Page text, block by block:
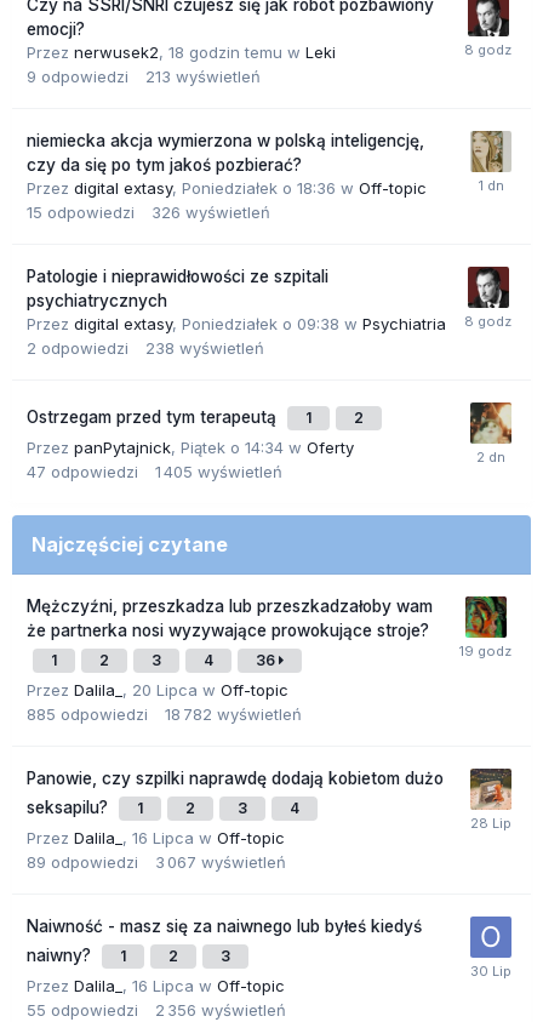
Czy na SSRI/SNRI czujesz się jak robot pozbawiony
emocji?
Przez nerwusek2, 18 godzin temu w Leki
9 odpowiedzi 213 wyświetleń
niemiecka akcja wymierzona w polską inteligencję,
czy da się po tym jakoś pozbierać?
Przez digital extasy, Poniedziałek o 18:36 w Off-topic
15 odpowiedzi 326 wyświetleń
Patologie i nieprawidłowości ze szpitali
psychiatrycznych
Przez digital extasy, Poniedziałek o 09:38 w Psychiatria
2 odpowiedzi 238 wyświetleń
Ostrzegam przed tym terapeutą 1 2
Przez panPytajnick, Piątek o 14:34 w Oferty
47 odpowiedzi 1 405 wyświetleń
Najczęściej czytane
Mężczyźni, przeszkadza lub przeszkadzałoby wam
że partnerka nosi wyzywające prowokujące stroje?
1 2 3 4 36
Przez Dalila_ , 20 Lipca w Off-topic
885 odpowiedzi 18 782 wyświetleń
Panowie, czy szpilki naprawdę dodają kobietom dużo
seksapilu?
1 2 3 4
Przez Dalila_ , 16 Lipca w Off-topic
89 odpowiedzi 3 067 wyświetleń
Naiwność - masz się za naiwnego lub byłeś kiedyś
naiwny?
1 2 3
Przez Dalila_ , 16 Lipca w Off-topic
55 odpowiedzi 2 356 wyświetleń